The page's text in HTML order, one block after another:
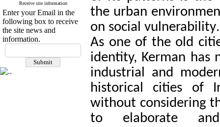
Receive site information
Enter your Email in the
following box to receive
the site news and
information.
the urban
on social vulnerability.
As one of the old
identity, Kerman has
industrial and
historical cities of
without considering
to elaborate and